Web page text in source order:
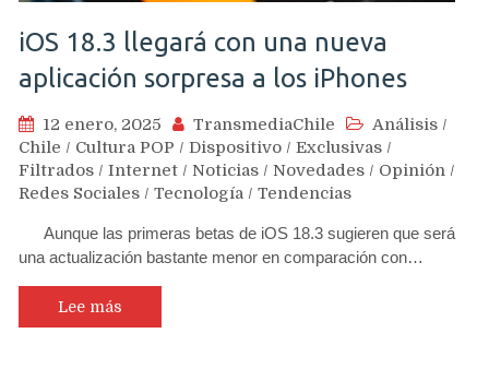
iOS 18.3 llegará con una nueva
aplicación sorpresa a los iPhones
12 enero, 2025 TransmediaChile Análisis /
Chile / Cultura POP / Dispositivo / Exclusivas /
Filtrados / Internet / Noticias / Novedades / Opinión /
Redes Sociales / Tecnología / Tendencias
Aunque las primeras betas de iOS 18.3 sugieren que será
una actualización bastante menor en comparación con…
Lee más